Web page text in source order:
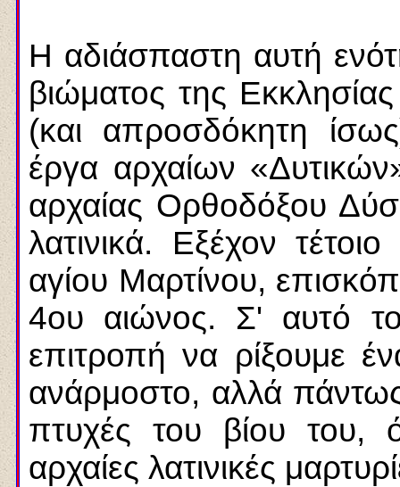
Η αδιάσπαστη αυτή
βιώματος της
(και απροσδόκητη
έργα αρχαίων
αρχαίας Ορθοδόξου
λατινικά. Εξέχον
αγίου Μαρτίνου,
4ου αιώνος. Σ' αυτό
επιτροπή να ρίξουμε
ανάρμοστο, αλλά
πτυχές του βίου του,
αρχαίες λατινικές